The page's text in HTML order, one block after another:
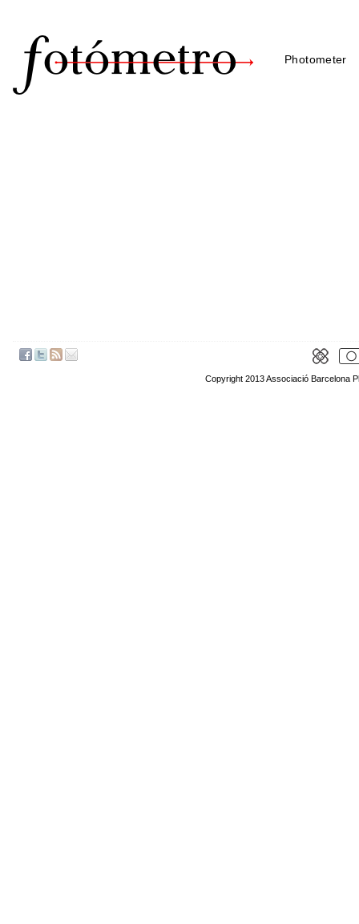
Photometer
Copyright 2013 Associació Barcelona